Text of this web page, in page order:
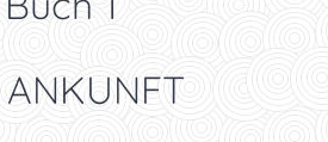
ANKUNFT